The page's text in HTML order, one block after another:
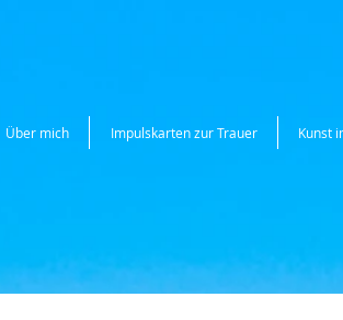
Über mich Impulskarten zur Trauer Kunst